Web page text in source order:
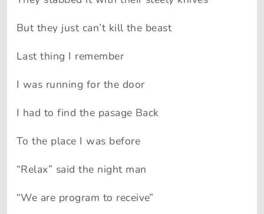
But they just can’t kill the beast
Last thing I remember
I was running for the door
I had to find the pasage Back
To the place I was before
“Relax” said the night man
“We are program to receive”